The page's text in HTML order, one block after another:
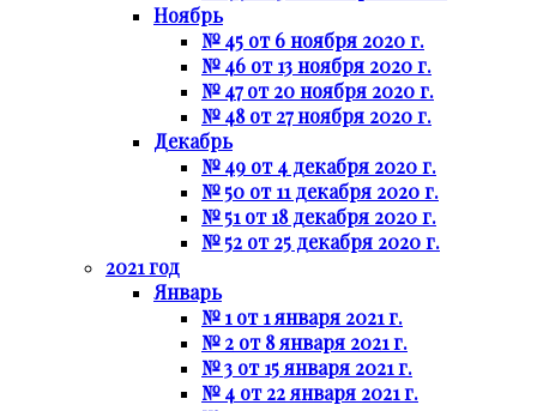
Ноябрь
№ 45 от 6 ноября 2020 г.
№ 46 от 13 ноября 2020 г.
№ 47 от 20 ноября 2020 г.
№ 48 от 27 ноября 2020 г.
Декабрь
№ 49 от 4 декабря 2020 г.
№ 50 от 11 декабря 2020 г.
№ 51 от 18 декабря 2020 г.
№ 52 от 25 декабря 2020 г.
2021 год
Январь
№ 1 от 1 января 2021 г.
№ 2 от 8 января 2021 г.
№ 3 от 15 января 2021 г.
№ 4 от 22 января 2021 г.